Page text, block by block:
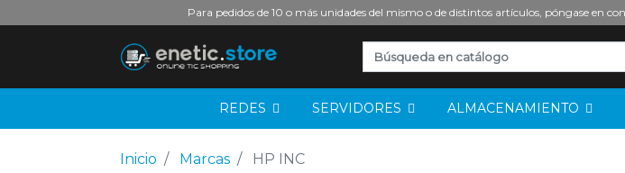
Para pedidos de 10 o más unidades del mismo o de distintos artículos, póngase en
REDES SERVIDORES ALMACENAMIENTO
Inicio Marcas HP INC